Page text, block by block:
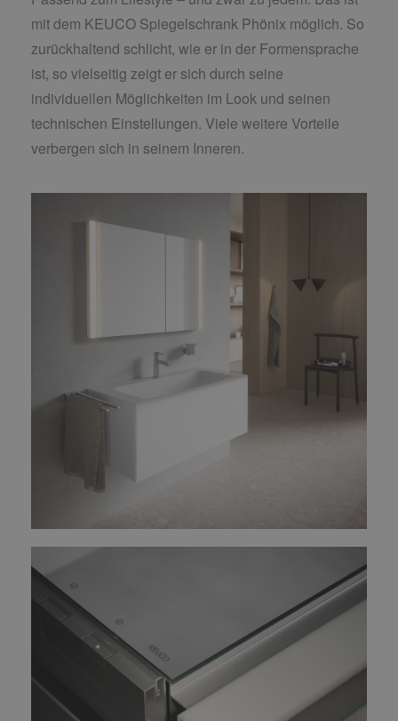
mit dem KEUCO Spiegelschrank Phönix möglich. So
zurückhaltend schlicht, wie er in der Formensprache
ist, so vielseitig zeigt er sich durch seine
individuellen Möglichkeiten im Look und seinen
technischen Einstellungen. Viele weitere Vorteile
verbergen sich in seinem Inneren.